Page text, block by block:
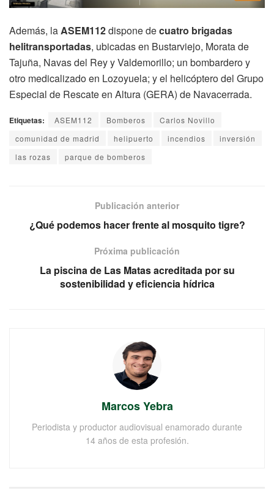
Además, la ASEM112dispone decuatro brigadas
helitransportadas, ubicadas en Bustarviejo, Morata de
Tajuña, Navas del Rey y Valdemorillo; un bombardero y
otro medicalizado en Lozoyuela; y el helicóptero del Grupo
Especial de Rescate en Altura (GERA) de Navacerrada.
Etiquetas: ASEM112 Bomberos
Carlos Novillo
comunidad de madrid
helipuerto incendios
inversión
las rozas
parque de bomberos
Publicación anterior
¿Qué podemos hacer frente al mosquito tigre?
Próxima publicación
La piscina de Las Matas acreditada por su
sostenibilidad y eficiencia hídrica
Marcos Yebra
Periodista y productor audiovisual enamorado durante
14 años de esta profesión.